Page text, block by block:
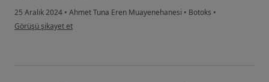
25 Aralık 2024 • Ahmet Tuna Eren Muayenehanesi • Botoks •
kullanıcının görüşüne göre em...n
Görüşü şikayet et